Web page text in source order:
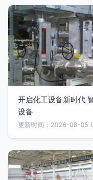
开启化工设备新时代
设备
更新时间：2026-08-05